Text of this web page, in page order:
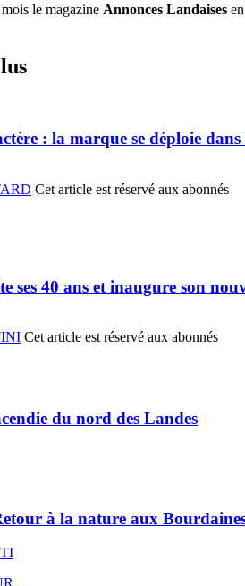
le magazine Annonces Landaises
: la marque se déploie dans
Cet article est réservé aux abonnés
ses 40 ans et inaugure son
Cet article est réservé aux abonnés
du nord des Landes
à la nature aux